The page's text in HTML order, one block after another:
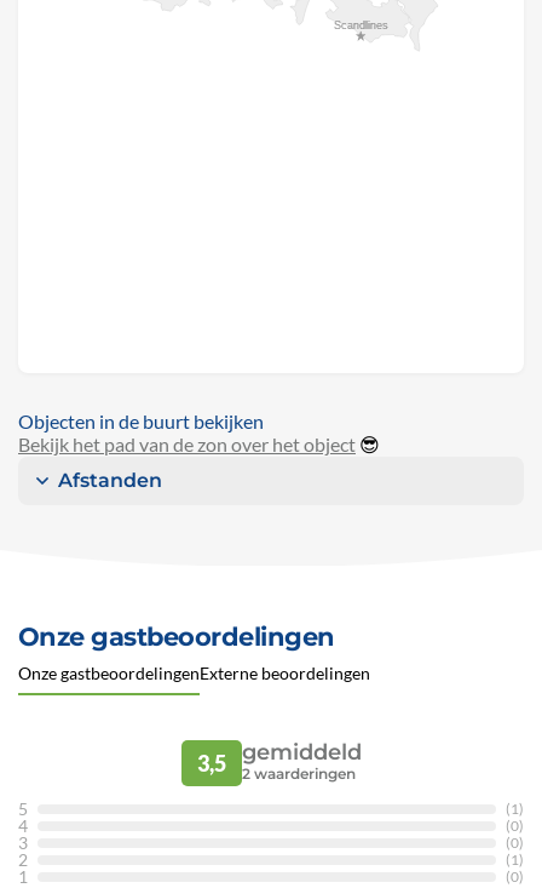
Objecten in de buurt bekijken
Bekijk het pad van de zon over het object 😎
Afstanden
Onze gastbeoordelingen
Onze gastbeoordelingenExterne beoordelingen
3,5 gemiddeld
2waarderingen
5 (1)
4 (0)
3 (0)
2 (1)
1 (0)